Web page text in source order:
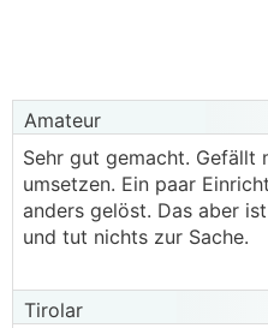
Amateur
Sehr gut gemacht. Gefällt
umsetzen. Ein paar
anders gelöst. Das aber
und tut nichts zur Sache.
Tirolar